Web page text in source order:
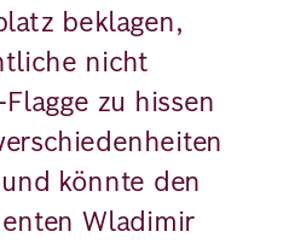
beklagen,
nicht
zu hissen
könnte den
Wladimir